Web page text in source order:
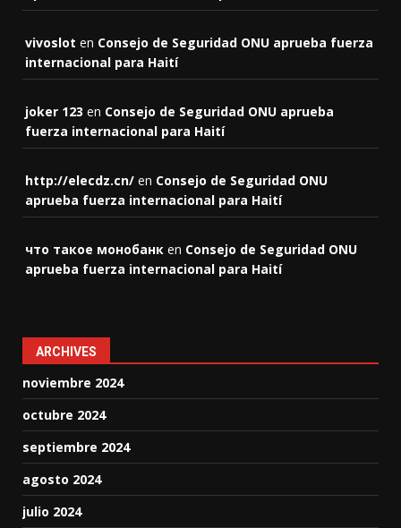
vivoslot en Consejo de Seguridad ONU aprueba fuerza
internacional para Haití
joker 123 en Consejo de Seguridad ONU aprueba
fuerza internacional para Haití
http://elecdz.cn/ en Consejo de Seguridad ONU
aprueba fuerza internacional para Haití
что такое монобанк en Consejo de Seguridad ONU
aprueba fuerza internacional para Haití
ARCHIVES
noviembre 2024
octubre 2024
septiembre 2024
agosto 2024
julio 2024